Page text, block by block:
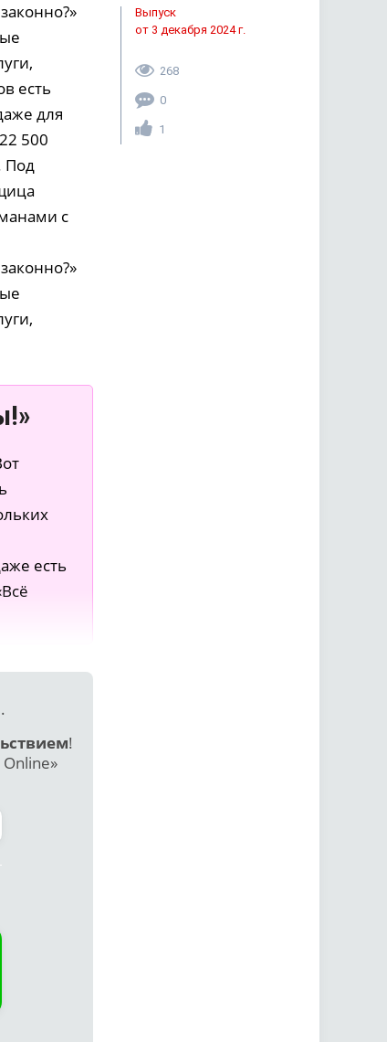
есть
для
500
Под
с
есть
!
Выпуск
от 3 декабря 2024 г.
268
0
1